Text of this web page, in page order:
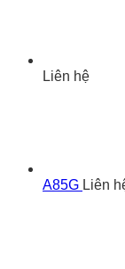
Liên hệ
A85G Liên